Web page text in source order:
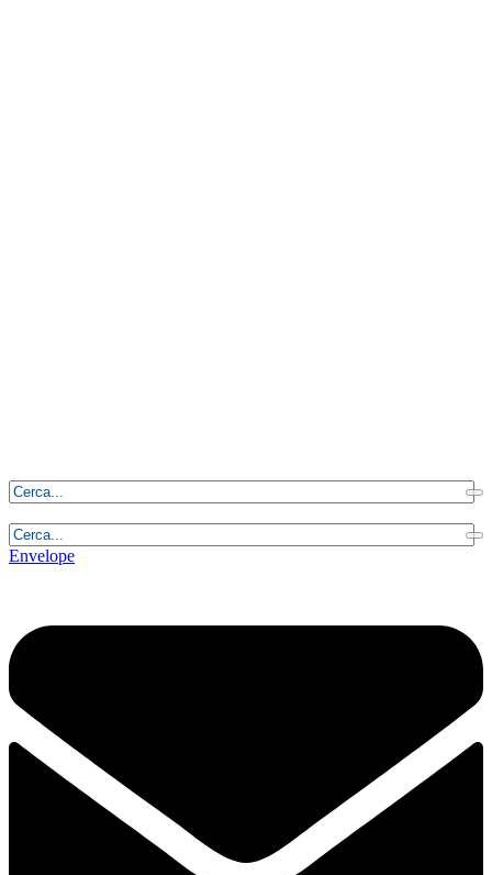
Envelope